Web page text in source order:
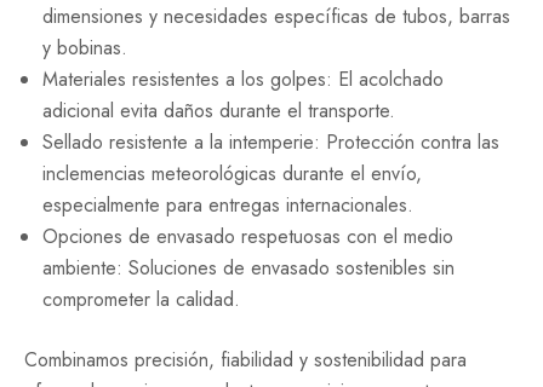
dimensiones y necesidades específicas de tubos, barras
y bobinas.
Materiales resistentes a los golpes: El acolchado
adicional evita daños durante el transporte.
Sellado resistente a la intemperie: Protección contra las
inclemencias meteorológicas durante el envío,
especialmente para entregas internacionales.
Opciones de envasado respetuosas con el medio
ambiente: Soluciones de envasado sostenibles sin
comprometer la calidad.
Combinamos precisión, fiabilidad y sostenibilidad para